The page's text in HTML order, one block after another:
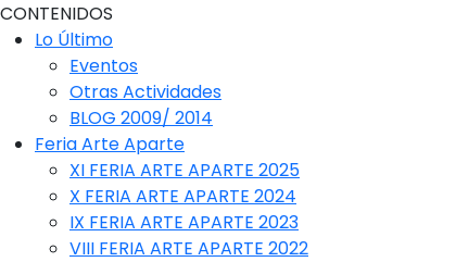
CONTENIDOS
Lo Último
Eventos
Otras Actividades
BLOG 2009/ 2014
Feria Arte Aparte
XI FERIA ARTE APARTE 2025
X FERIA ARTE APARTE 2024
IX FERIA ARTE APARTE 2023
VIII FERIA ARTE APARTE 2022